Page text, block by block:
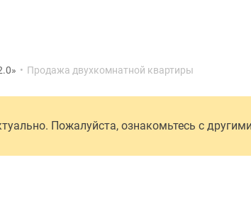
• Продажа двухкомнатной квартиры
Пожалуйста, ознакомьтесь с